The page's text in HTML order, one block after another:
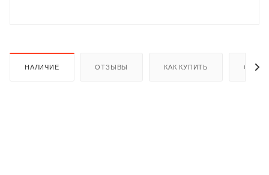
НАЛИЧИЕ ОТЗЫВЫ КАК КУПИТЬ